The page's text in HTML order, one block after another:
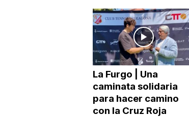
La Furgo | Una
caminata solidaria
para hacer camino
con la Cruz Roja